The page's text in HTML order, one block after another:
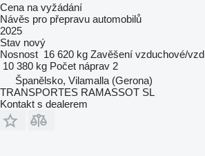
Cena na vyžádání
Návěs pro přepravu automobilů
2025
Stav nový
Nosnost 16 620 kg Zavěšení vzduchové/
10 380 kg Počet náprav 2
Španělsko, Vilamalla (Gerona)
TRANSPORTES RAMASSOT SL
Kontakt s dealerem